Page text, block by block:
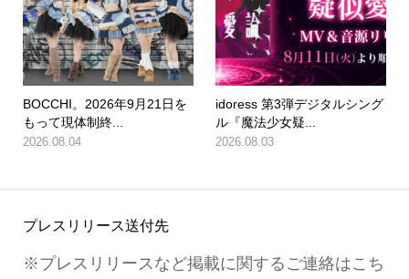
BOCCHI。2026年9月21日を
もって現体制終...
2026.08.04
idoress 第3弾デジタルシング
ル『魔法少女疑...
2026.08.03
プレスリリース送付先
※プレスリリースなど掲載に関するご連絡はこち